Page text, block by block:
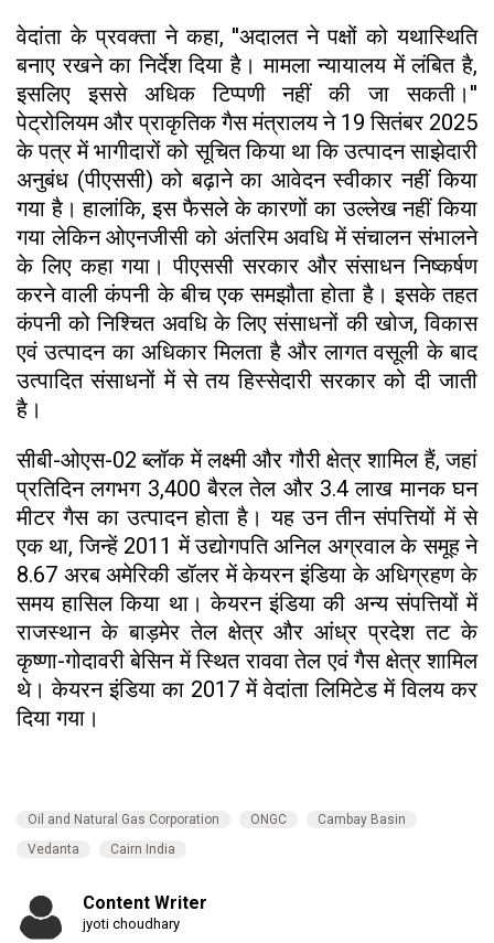
वेदांता के प्रवक्ता ने कहा, ''अदालत ने पक्षों को यथास्थिति
बनाए रखने का निर्देश दिया है। मामला न्यायालय में लंबित है,
इसलिए इससे अधिक टिप्पणी नहीं की जा सकती।''
पेट्रोलियम और प्राकृतिक गैस मंत्रालय ने 19 सितंबर 2025
के पत्र में भागीदारों को सूचित किया था कि उत्पादन साझेदारी
अनुबंध (पीएससी) को बढ़ाने का आवेदन स्वीकार नहीं किया
गया है। हालांकि, इस फैसले के कारणों का उल्लेख नहीं किया
गया लेकिन ओएनजीसी को अंतरिम अवधि में संचालन संभालने
के लिए कहा गया। पीएससी सरकार और संसाधन निष्कर्षण
करने वाली कंपनी के बीच एक समझौता होता है। इसके तहत
कंपनी को निश्चित अवधि के लिए संसाधनों की खोज, विकास
एवं उत्पादन का अधिकार मिलता है और लागत वसूली के बाद
उत्पादित संसाधनों में से तय हिस्सेदारी सरकार को दी जाती
है।
सीबी-ओएस-02 ब्लॉक में लक्ष्मी और गौरी क्षेत्र शामिल हैं, जहां
प्रतिदिन लगभग 3,400 बैरल तेल और 3.4 लाख मानक घन
मीटर गैस का उत्पादन होता है। यह उन तीन संपत्तियों में से
एक था, जिन्हें 2011 में उद्योगपति अनिल अग्रवाल के समूह ने
8.67 अरब अमेरिकी डॉलर में केयरन इंडिया के अधिग्रहण के
समय हासिल किया था। केयरन इंडिया की अन्य संपत्तियों में
राजस्थान के बाड़मेर तेल क्षेत्र और आंध्र प्रदेश तट के
कृष्णा-गोदावरी बेसिन में स्थित राववा तेल एवं गैस क्षेत्र शामिल
थे। केयरन इंडिया का 2017 में वेदांता लिमिटेड में विलय कर
दिया गया।
Oil and Natural Gas Corporation ONGC
Cambay Basin
Vedanta
Cairn India
Content Writer
jyoti choudhary